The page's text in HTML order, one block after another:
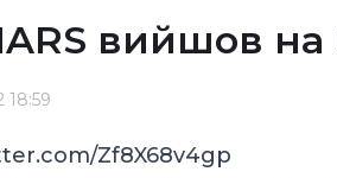
вийшов на
18:59
Zf8X68v4gp